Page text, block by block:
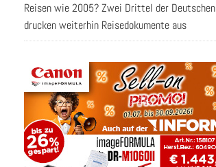
Reisen wie 2005? Zwei Drittel der Deutschen
drucken weiterhin Reisedokumente aus